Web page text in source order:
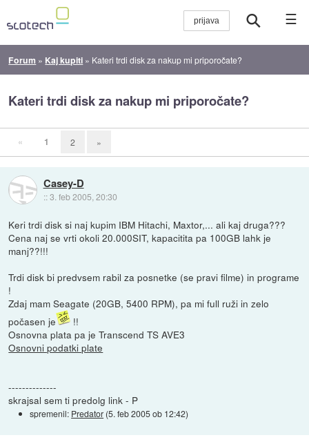
☰
Forum » Kaj kupiti » Kateri trdi disk za nakup mi priporočate?
Kateri trdi disk za nakup mi priporočate?
« 1 2 »
Casey-D
::3. feb 2005, 20:30
Keri trdi disk si naj kupim IBM Hitachi, Maxtor,... ali kaj druga???
Cena naj se vrti okoli 20.000SIT, kapacitita pa 100GB lahk je
manj??!!!
Trdi disk bi predvsem rabil za posnetke (se pravi filme) in programe
!
Zdaj mam Seagate (20GB, 5400 RPM), pa mi full ruži in zelo
počasen je
!!
Osnovna plata pa je Transcend TS AVE3
Osnovni podatki plate
--------------
skrajsal sem ti predolg link - P
spremenil: Predator (5. feb 2005 ob 12:42)